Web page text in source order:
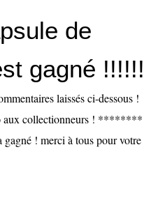
de
gagné !!!!!!
laissés ci-dessous !
aux collectionneurs ! ********
! merci à tous pour votre